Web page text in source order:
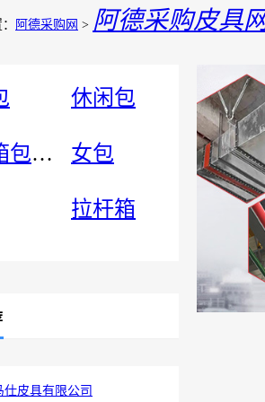
阿德采购网 > 阿德采购皮具
休闲包
皮具箱包配件 女包
拉杆箱
仕皮具有限公司